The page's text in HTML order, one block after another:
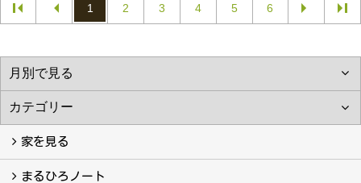
1 2 3 4 5 6
家を見る
フォトギャラリー
現場レポート
完工事例
お客様の声
まるひろノート